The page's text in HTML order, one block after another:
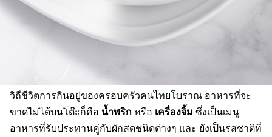
วิถีชีวิตการกินอยู่ของครอบครัวคนไทยโบราณ อาหารที่จะ
ขาดไม่ได้บนโต๊ะก็คือ น้ำพริกหรือ เครื่องจิ้ม ซึ่งเป็นเมนู
อาหารที่รับประทานคู่กับผักสดชนิดต่างๆ และ ยังเป็นรสชาติที่